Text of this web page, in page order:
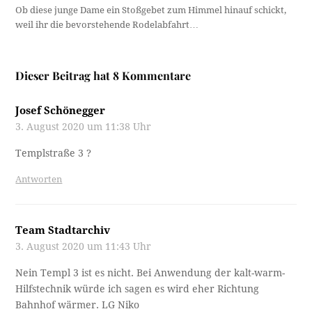
Ob diese junge Dame ein Stoßgebet zum Himmel hinauf schickt,
weil ihr die bevorstehende Rodelabfahrt…
Dieser Beitrag hat 8 Kommentare
Josef Schönegger
3. August 2020 um 11:38 Uhr
Templstraße 3 ?
Antworten
Team Stadtarchiv
3. August 2020 um 11:43 Uhr
Nein Templ 3 ist es nicht. Bei Anwendung der kalt-warm-
Hilfstechnik würde ich sagen es wird eher Richtung
Bahnhof wärmer. LG Niko